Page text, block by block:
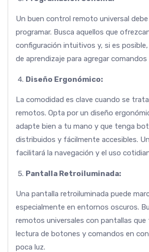
Un buen control remoto universal
programar. Busca aquellos que
configuración intuitivos y, si es
de aprendizaje para agregar
Diseño Ergonómico:
La comodidad es clave cuando se
remotos. Opta por un diseño
adapte bien a tu mano y que tenga
distribuidos y fácilmente accesibles.
facilitará la navegación y el uso
Pantalla Retroiluminada:
Una pantalla retroiluminada puede
especialmente en entornos oscuros.
remotos universales con pantallas que
lectura de botones y comandos en
poca luz.